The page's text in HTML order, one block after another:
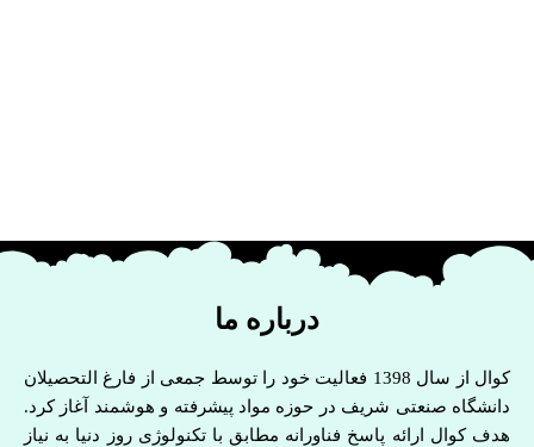
درباره ما
کوال از سال 1398 فعالیت خود را توسط جمعی از فارغ التحصیلان
دانشگاه صنعتی شریف در حوزه مواد پیشرفته و هوشمند آغاز کرد.
هدف کوال ارائه پاسخ فناورانه مطابق با تکنولوژی روز دنیا به نیاز